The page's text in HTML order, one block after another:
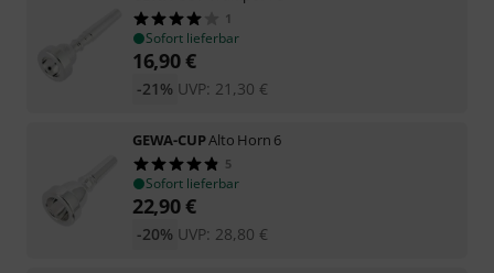
1
Sofort lieferbar
16,90€
UVP: 21,30 €
-21%
GEWA-CUPAlto Horn 6
5
Sofort lieferbar
22,90€
UVP: 28,80 €
-20%